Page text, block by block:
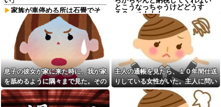
家族が車停める所は石畳でそ
こには２台家族の車停めてたん
だけど、中庭の芝生上に知らな
い車が4台停まっていた 父が運転
手捕まえ「芝生を弁償して...
私「血まみれで何してるんで
すか！？」婆さん「腕が抜けな
いのよ…助けて！」→帰宅した
ら玄関前がとんでもない修羅場
になっていて…
下に住み始めた住民の頭がお
かしい。朝3時から部屋に掃除機
をかける音が響く・・・
とこうなっちゃうけどどうす
る？」⇒！！！
エナドリで肝臓ぶっ壊したけ
ど質問ある？
90年ぶりに誕生した待望の女
の子。お祭り騒ぎの義実家の一
方で、近所の婦人会メンバーか
ら「死なないといいね」と不吉
な言葉を何度も繰り返されてし
まう・・・
浮気と緊急避妊薬を隠す元カ
ノ！問い詰めると「記憶がな
い」と逃げ、私を「モラハラ
息子の彼女が家に来た時に、我が家
を舐めるように隅々まで見た。その
次の瞬間、女がとんでもない一言
主人の通帳を見たら、１０年間仕送
りしている女性がいた。主人に問い
詰めたら、白状して...